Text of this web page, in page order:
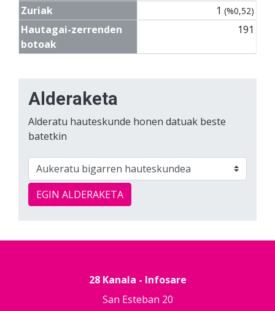
Zuriak 1 (%0,52)
Hautagai-zerrenden
botoak
191
Alderaketa
Alderatu hauteskunde honen datuak beste
batetkin
EGIN ALDERAKETA
28 Kanala - Infosare
San Esteban 20